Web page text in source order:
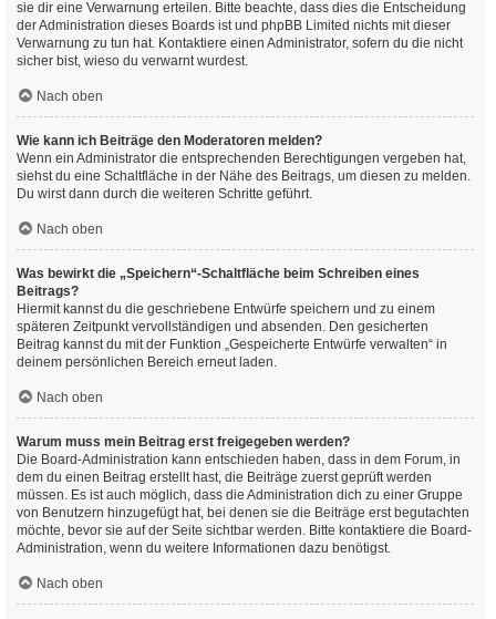
sie dir eine Verwarnung erteilen. Bitte beachte, dass dies die Entscheidung
der Administration dieses Boards ist und phpBB Limited nichts mit dieser
Verwarnung zu tun hat. Kontaktiere einen Administrator, sofern du die nicht
sicher bist, wieso du verwarnt wurdest.
Nach oben
Wie kann ich Beiträge den Moderatoren melden?
Wenn ein Administrator die entsprechenden Berechtigungen vergeben hat,
siehst du eine Schaltfläche in der Nähe des Beitrags, um diesen zu melden.
Du wirst dann durch die weiteren Schritte geführt.
Nach oben
Was bewirkt die „Speichern“-Schaltfläche beim Schreiben eines
Beitrags?
Hiermit kannst du die geschriebene Entwürfe speichern und zu einem
späteren Zeitpunkt vervollständigen und absenden. Den gesicherten
Beitrag kannst du mit der Funktion „Gespeicherte Entwürfe verwalten“ in
deinem persönlichen Bereich erneut laden.
Nach oben
Warum muss mein Beitrag erst freigegeben werden?
Die Board-Administration kann entschieden haben, dass in dem Forum, in
dem du einen Beitrag erstellt hast, die Beiträge zuerst geprüft werden
müssen. Es ist auch möglich, dass die Administration dich zu einer Gruppe
von Benutzern hinzugefügt hat, bei denen sie die Beiträge erst begutachten
möchte, bevor sie auf der Seite sichtbar werden. Bitte kontaktiere die Board-
Administration, wenn du weitere Informationen dazu benötigst.
Nach oben